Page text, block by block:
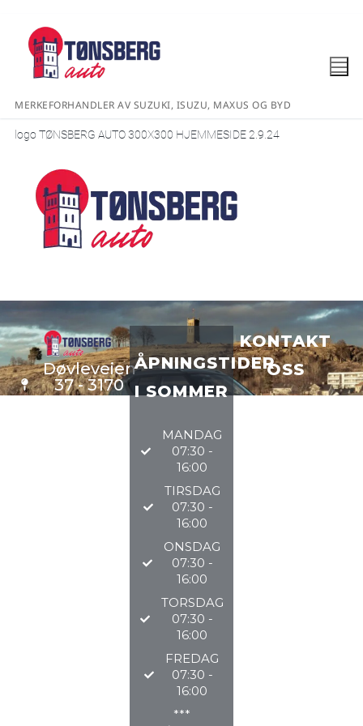
MERKEFORHANDLER AV SUZUKI, ISUZU, MAXUS OG BYD
logo TØNSBERG AUTO 300X300 HJEMMESIDE 2.9.24
Døvleveien
37 - 3170
Sem
ÅPNINGSTIDER
I SOMMER
MANDAG
07:30 -
16:00
TIRSDAG
07:30 -
16:00
ONSDAG
07:30 -
16:00
TORSDAG
07:30 -
16:00
FREDAG
07:30 -
16:00
***
KONTAKT
OSS